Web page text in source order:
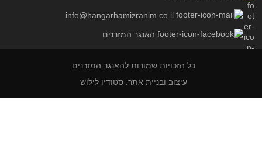
האנגר המזרנים
כל הזכויות שמורות להאנגר המזרנים
עיצוב ובניית אתר: סטודיו לילוש